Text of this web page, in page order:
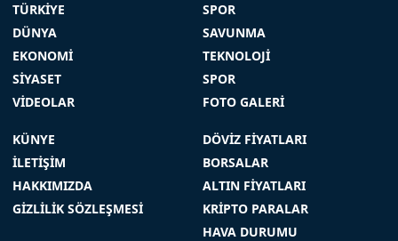
TÜRKİYE
DÜNYA
EKONOMİ
SİYASET
VİDEOLAR
SPOR
SAVUNMA
TEKNOLOJİ
SPOR
FOTO GALERİ
KÜNYE
İLETİŞİM
HAKKIMIZDA
GİZLİLİK SÖZLEŞMESİ
DÖVİZ FİYATLARI
BORSALAR
ALTIN FİYATLARI
KRİPTO PARALAR
HAVA DURUMU